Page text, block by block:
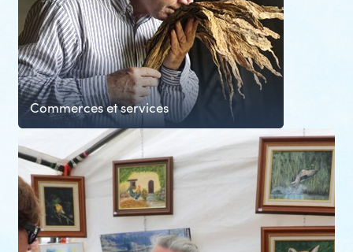
Commerces et services